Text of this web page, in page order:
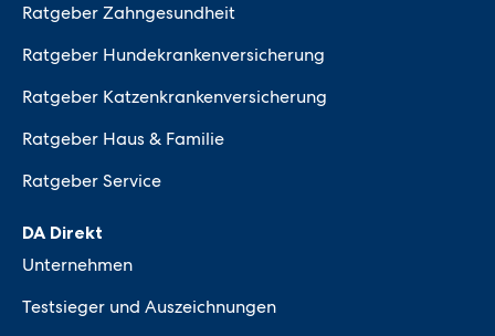
Ratgeber Zahngesundheit
Ratgeber Hundekrankenversicherung
Ratgeber Katzenkrankenversicherung
Ratgeber Haus & Familie
Ratgeber Service
DA Direkt
Unternehmen
Testsieger und Auszeichnungen